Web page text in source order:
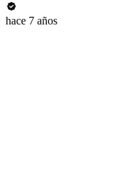
hace 7 años